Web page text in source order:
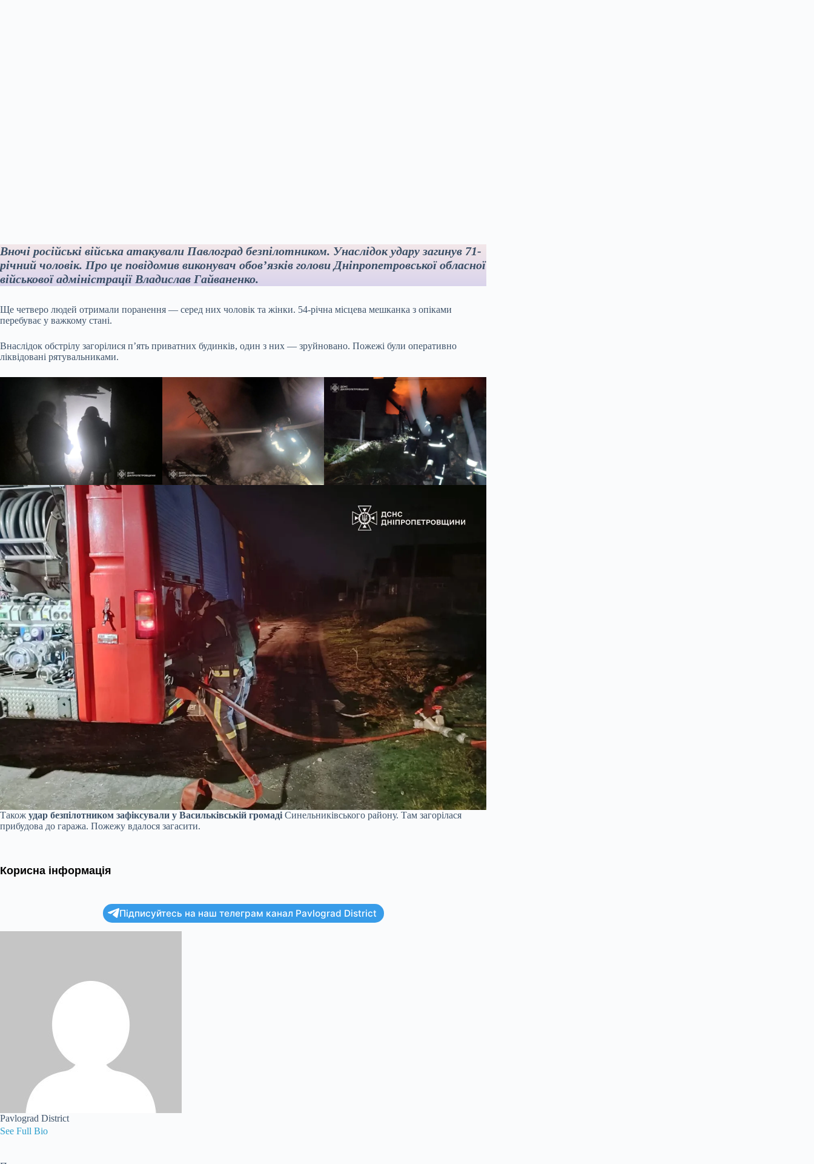
Вночі російські війська атакували Павлоград безпілотником. Унаслідок удару загинув 71-
річний чоловік. Про це повідомив виконувач обов’язків голови Дніпропетровської обласної
військової адміністрації Владислав Гайваненко.
Ще четверо людей отримали поранення — серед них чоловік та жінки. 54-річна місцева мешканка з опіками
перебуває у важкому стані.
Внаслідок обстрілу загорілися п’ять приватних будинків, один з них — зруйновано. Пожежі були оперативно
ліквідовані рятувальниками.
Також удар безпілотником зафіксували у Васильківській громаді Синельниківського району. Там загорілася
прибудова до гаража. Пожежу вдалося загасити.
Корисна інформація
Підписуйтесь на наш телеграм канал Pavlograd District
Pavlograd District
See Full Bio